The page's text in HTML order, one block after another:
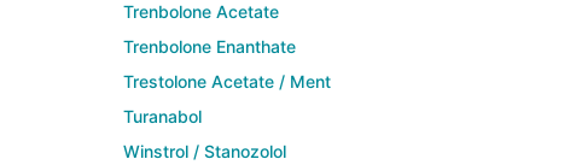
Trenbolone Acetate
Trenbolone Enanthate
Trestolone Acetate / Ment
Turanabol
Winstrol / Stanozolol